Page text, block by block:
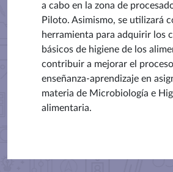
a cabo en la zona de
Piloto. Asimismo, se utilizará
herramienta para adquirir los
básicos de higiene de los
contribuir a mejorar el
enseñanza-aprendizaje en
materia de Microbiología e
alimentaria.